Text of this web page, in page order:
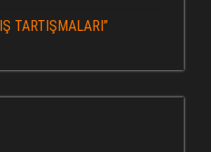
TARTIŞMALARI”